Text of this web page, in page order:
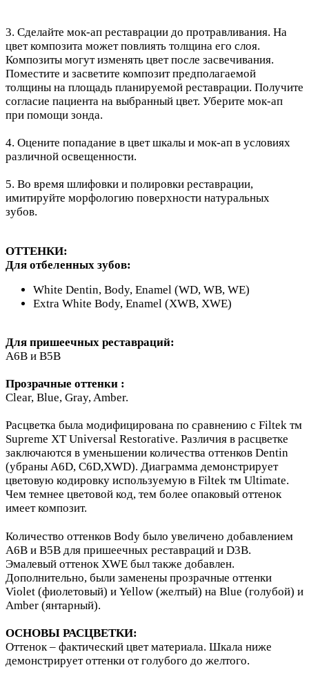
3. Сделайте мок-ап реставрации до протравливания. На
цвет композита может повлиять толщина его слоя.
Композиты могут изменять цвет после засвечивания.
Поместите и засветите композит предполагаемой
толщины на площадь планируемой реставрации. Получите
согласие пациента на выбранный цвет. Уберите мок-ап
при помощи зонда.
4. Оцените попадание в цвет шкалы и мок-ап в условиях
различной освещенности.
5. Во время шлифовки и полировки реставрации,
имитируйте морфологию поверхности натуральных
зубов.
ОТТЕНКИ:
Для отбеленных зубов:
White Dentin, Body, Enamel (WD, WB, WE)
Extra White Body, Enamel (XWB, XWE)
Для пришеечных реставраций:
A6B и В5В
Прозрачные оттенки :
Clear, Blue, Gray, Amber.
Расцветка была модифицирована по сравнению с Filtek тм
Supreme XT Universal Restorative. Различия в расцветке
заключаются в уменьшении количества оттенков Dentin
(убраны A6D, C6D,XWD). Диаграмма демонстрирует
цветовую кодировку используемую в Filtek тм Ultimate.
Чем темнее цветовой код, тем более опаковый оттенок
имеет композит.
Количество оттенков Body было увеличено добавлением
A6B и B5B для пришеечных реставраций и D3B.
Эмалевый оттенок XWE был также добавлен.
Дополнительно, были заменены прозрачные оттенки
Violet (фиолетовый) и Yellow (желтый) на Blue (голубой) и
Amber (янтарный).
ОСНОВЫ РАСЦВЕТКИ:
Оттенок – фактический цвет материала. Шкала ниже
демонстрирует оттенки от голубого до желтого.